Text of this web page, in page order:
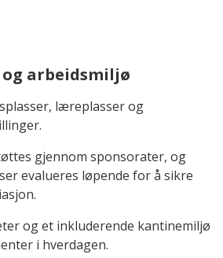
arbeidsmiljø
læreplasser og
gjennom sponsorater, og
evalueres løpende for å sikre
og et inkluderende kantinemiljø
i hverdagen.